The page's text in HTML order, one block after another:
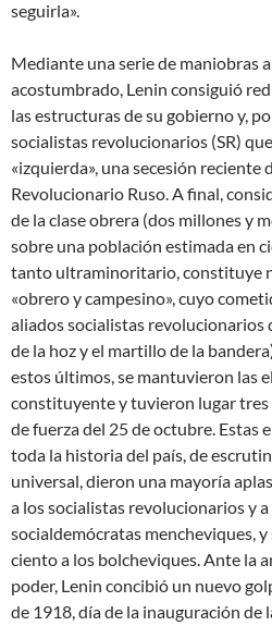
seguirla».
Mediante una serie de maniobras
acostumbrado, Lenin consiguió
las estructuras de su gobierno y,
socialistas revolucionarios (SR)
«izquierda», una secesión reciente
Revolucionario Ruso. A final,
de la clase obrera (dos millones y
sobre una población estimada en
tanto ultraminoritario, constituye
«obrero y campesino», cuyo
aliados socialistas revolucionarios
de la hoz y el martillo de la
estos últimos, se mantuvieron las
constituyente y tuvieron lugar tres
de fuerza del 25 de octubre. Estas
toda la historia del país, de
universal, dieron una mayoría
a los socialistas revolucionarios y
socialdemócratas mencheviques,
ciento a los bolcheviques. Ante la
poder, Lenin concibió un nuevo
de 1918, día de la inauguración de